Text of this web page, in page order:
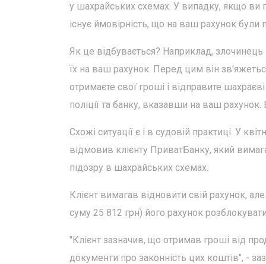
у шахрайських схемах. У випадку, якщо ви
існує ймовірність, що на ваш рахунок були
Як це відбувається? Наприклад,
їх на ваш рахунок. Перед цим він
отримаєте свої гроші і відправите
поліції та банку, вказавши на ваш
Схожі ситуації є і в судовій практиці. У
відмовив клієнту ПриватБанку, який
підозру в шахрайських схемах.
Клієнт вимагав відновити свій рахунок,
суму 25 812 грн) його рахунок
"Клієнт зазначив, що отримав гроші від
документи про законність цих коштів", -